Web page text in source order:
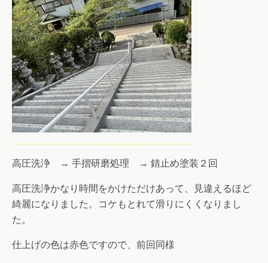
高圧洗浄 → 手摺研磨処理 → 錆止め塗装２回
高圧洗浄かなり時間をかけただけあって、見違えるほど
綺麗になりました。コケもとれて滑りにくくなりまし
た。
仕上げの色は赤色ですので、前回同様